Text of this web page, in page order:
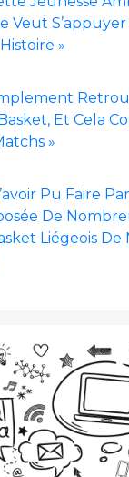
Veut
»
Et Cela
»
Pu Faire
De
Liégeois De